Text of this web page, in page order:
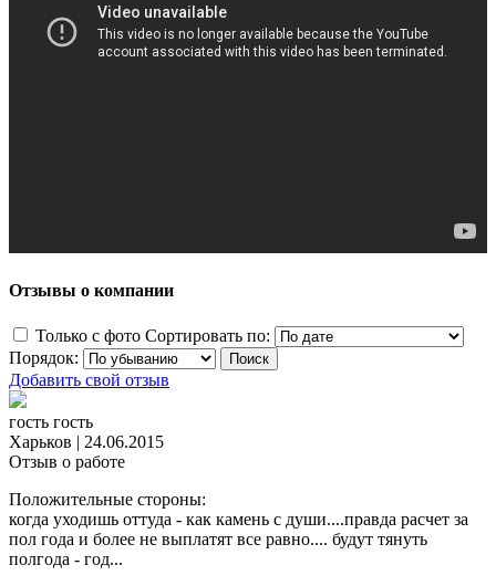
Отзывы о компании
Только с фото Сортировать по:
Порядок:
Добавить свой отзыв
гость гость
Харьков | 24.06.2015
Отзыв о работе
Положительные стороны:
когда уходишь оттуда - как камень с души....правда расчет за
пол года и более не выплатят все равно.... будут тянуть
полгода - год...